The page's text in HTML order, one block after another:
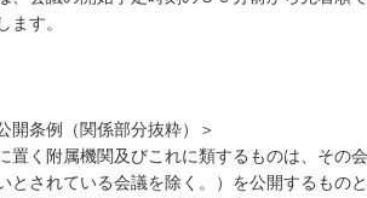
ます。
条例（関係部分抜粋）＞
く附属機関及びこれに類するものは、その
とされている会議を除く。）を公開するもの